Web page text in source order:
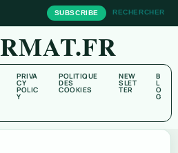
SUBSCRIBE RECHERCHER
PRIVA
CY
POLIC
Y
POLITIQUE
DES
COOKIES
NEW
SLET
TER
B
L
O
G